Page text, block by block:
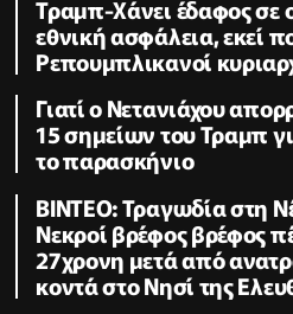
Τραμπ-Χάνει έδαφος σε
εθνική ασφάλεια, εκεί
Ρεπουμπλικανοί
Γιατί ο Νετανιάχου
15 σημείων του Τραμπ
το παρασκήνιο
ΒΙΝΤΕΟ: Τραγωδία στη
Νεκροί βρέφος βρέφος
27χρονη μετά από
κοντά στο Νησί της